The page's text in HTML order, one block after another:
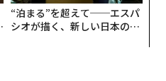
“泊まる”を超えて──エスパ
シオが描く、新しい日本のラ